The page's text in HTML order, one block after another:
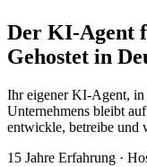
Der KI-Agent
Gehostet in
Ihr eigener KI-Agent, in
Unternehmens bleibt
entwickle, betreibe und
15 Jahre Erfahrung ·